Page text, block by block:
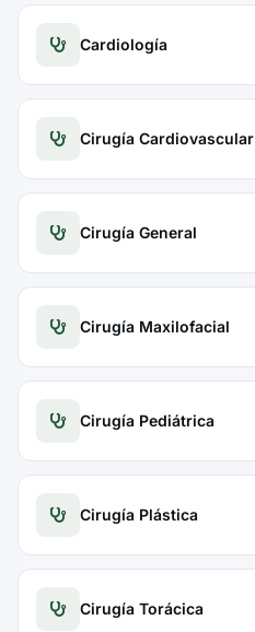
Cardiología
Cirugía Cardiovascular
Cirugía General
Cirugía Maxilofacial
Cirugía Pediátrica
Cirugía Plástica
Cirugía Torácica